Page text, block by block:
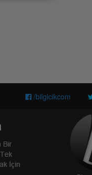
/bilgicikcom